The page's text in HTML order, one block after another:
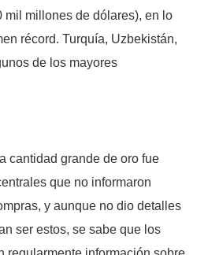
mil millones de dólares), en lo
récord. Turquía, Uzbekistán,
de los mayores
cantidad grande de oro fue
que no informaron
y aunque no dio detalles
ser estos, se sabe que los